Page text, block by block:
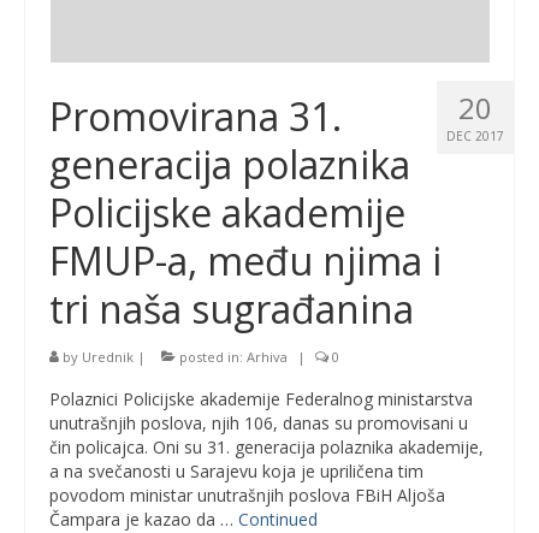
20
DEC 2017
Promovirana 31.
generacija polaznika
Policijske akademije
FMUP-a, među njima i
tri naša sugrađanina
by Urednik | posted in: Arhiva | 0
Polaznici Policijske akademije Federalnog ministarstva
unutrašnjih poslova, njih 106, danas su promovisani u
čin policajca. Oni su 31. generacija polaznika akademije,
a na svečanosti u Sarajevu koja je upriličena tim
povodom ministar unutrašnjih poslova FBiH Aljoša
Čampara je kazao da … Continued